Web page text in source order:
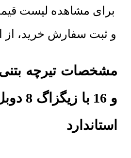
برای مشاهده لیست
و ثبت سفارش خرید، از
استاندارد